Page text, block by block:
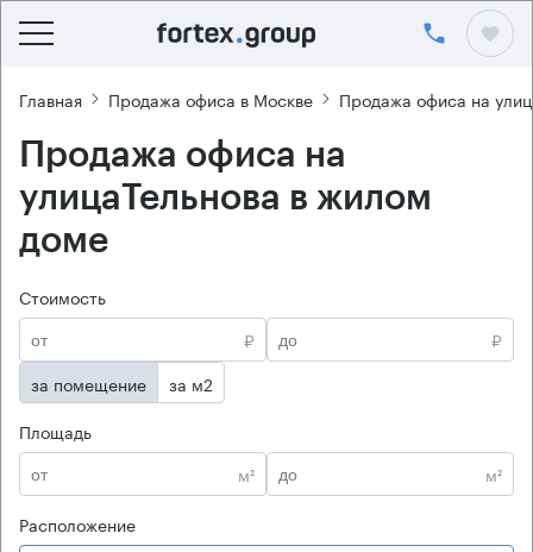
Главная Продажа офиса в Москве Продажа офиса на
Продажа офиса на
улицаТельнова в жилом
доме
Стоимость
₽
₽
за помещение
за м2
Площадь
м²
м²
Расположение